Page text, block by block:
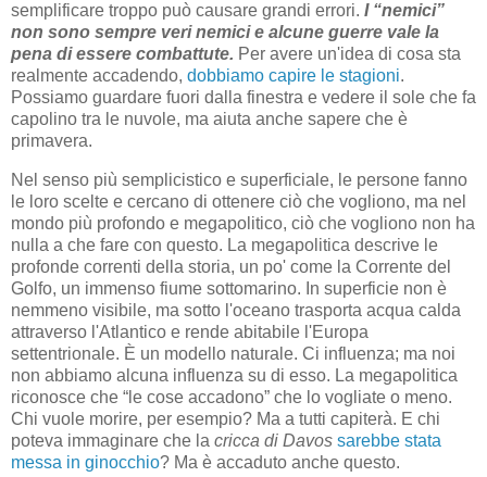
semplificare troppo può causare grandi errori. I “nemici”
non sono sempre veri nemici e alcune guerre vale la
pena di essere combattute. Per avere un'idea di cosa sta
realmente accadendo, dobbiamo capire le stagioni.
Possiamo guardare fuori dalla finestra e vedere il sole che fa
capolino tra le nuvole, ma aiuta anche sapere che è
primavera.
Nel senso più semplicistico e superficiale, le persone fanno
le loro scelte e cercano di ottenere ciò che vogliono, ma nel
mondo più profondo e megapolitico, ciò che vogliono non ha
nulla a che fare con questo. La megapolitica descrive le
profonde correnti della storia, un po' come la Corrente del
Golfo, un immenso fiume sottomarino. In superficie non è
nemmeno visibile, ma sotto l'oceano trasporta acqua calda
attraverso l'Atlantico e rende abitabile l'Europa
settentrionale. È un modello naturale. Ci influenza; ma noi
non abbiamo alcuna influenza su di esso. La megapolitica
riconosce che “le cose accadono” che lo vogliate o meno.
Chi vuole morire, per esempio? Ma a tutti capiterà. E chi
poteva immaginare che la cricca di Davos sarebbe stata
messa in ginocchio? Ma è accaduto anche questo.